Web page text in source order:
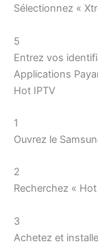
Sélectionnez «
5
Entrez vos
Applications
Hot IPTV
1
Ouvrez le
2
Recherchez « Hot
3
Achetez et